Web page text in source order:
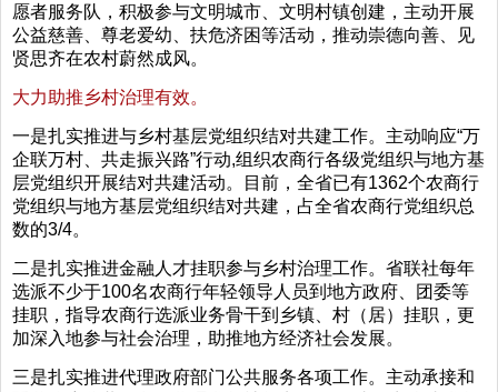
愿者服务队，积极参与文明城市、文明村镇创建，主动开展
公益慈善、尊老爱幼、扶危济困等活动，推动崇德向善、见
贤思齐在农村蔚然成风。
大力助推乡村治理有效。
一是扎实推进与乡村基层党组织结对共建工作。主动响应“万
企联万村、共走振兴路”行动,组织农商行各级党组织与地方基
层党组织开展结对共建活动。目前，全省已有1362个农商行
党组织与地方基层党组织结对共建，占全省农商行党组织总
数的3/4。
二是扎实推进金融人才挂职参与乡村治理工作。省联社每年
选派不少于100名农商行年轻领导人员到地方政府、团委等
挂职，指导农商行选派业务骨干到乡镇、村（居）挂职，更
加深入地参与社会治理，助推地方经济社会发展。
三是扎实推进代理政府部门公共服务各项工作。主动承接和